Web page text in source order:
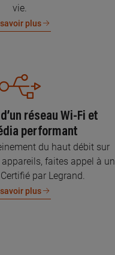
vie.
savoir plus
réseau Wi-Fi et
performant
du haut débit sur
appareils, faites appel à un
par Legrand.
savoir plus